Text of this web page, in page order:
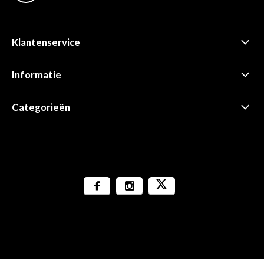
Klantenservice
Informatie
Categorieën